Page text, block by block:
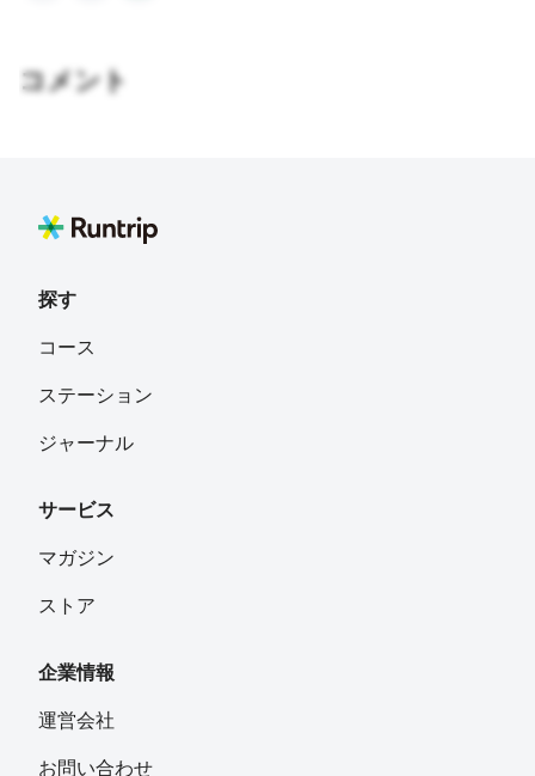
コメント
探す
コース
ステーション
ジャーナル
サービス
マガジン
ストア
企業情報
運営会社
お問い合わせ